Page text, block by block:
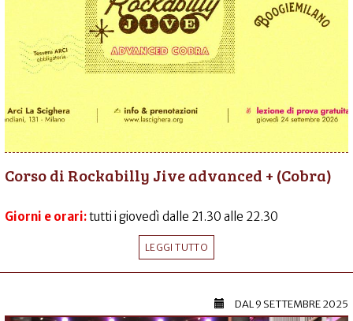
Corso di Rockabilly Jive advanced + (Cobra)
Giorni e orari:tutti i giovedì dalle 21.30 alle 22.30
LEGGI TUTTO
DAL9 SETTEMBRE 2025